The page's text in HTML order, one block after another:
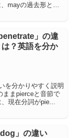
mayの過去形とな
」の違
？英語を分か
を分かりやすく説明
現在分詞がpie...
」の違い